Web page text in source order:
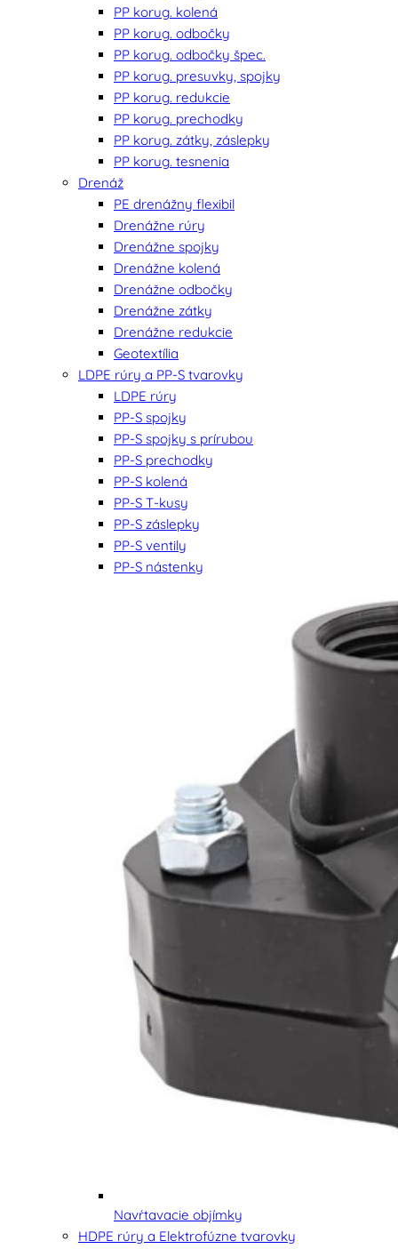
PP korug. kolená
PP korug. odbočky
PP korug. odbočky špec.
PP korug. presuvky, spojky
PP korug. redukcie
PP korug. prechodky
PP korug. zátky, záslepky
PP korug. tesnenia
Drenáž
PE drenážny flexibil
Drenážne rúry
Drenážne spojky
Drenážne kolená
Drenážne odbočky
Drenážne zátky
Drenážne redukcie
Geotextília
LDPE rúry a PP-S tvarovky
LDPE rúry
PP-S spojky
PP-S spojky s prírubou
PP-S prechodky
PP-S kolená
PP-S T-kusy
PP-S záslepky
PP-S ventily
PP-S nástenky
Navŕtavacie objímky
HDPE rúry a Elektrofúzne tvarovky